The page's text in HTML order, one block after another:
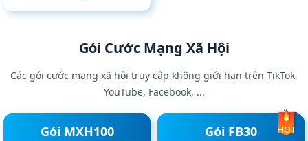
Gói Cước Mạng Xã Hội
Các gói cước mạng xã hội truy cập không giới hạn trên TikTok,
YouTube, Facebook, ...
Gói MXH100 HOT
Gói FB30